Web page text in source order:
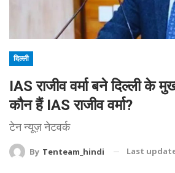
दिल्ली
IAS राजीव वर्मा बने दिल्ली के
कौन हैं IAS राजीव वर्मा?
टेन न्यूज़ नेटवर्क
By Tenteam_hindi Last